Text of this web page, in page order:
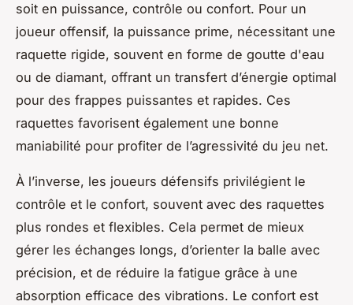
soit en puissance, contrôle ou confort. Pour un
joueur offensif, la puissance prime, nécessitant une
raquette rigide, souvent en forme de goutte d'eau
ou de diamant, offrant un transfert d’énergie optimal
pour des frappes puissantes et rapides. Ces
raquettes favorisent également une bonne
maniabilité pour profiter de l’agressivité du jeu net.
À l’inverse, les joueurs défensifs privilégient le
contrôle et le confort, souvent avec des raquettes
plus rondes et flexibles. Cela permet de mieux
gérer les échanges longs, d’orienter la balle avec
précision, et de réduire la fatigue grâce à une
absorption efficace des vibrations. Le confort est